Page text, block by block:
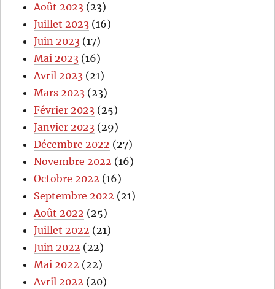
Août 2023 (23)
Juillet 2023 (16)
Juin 2023 (17)
Mai 2023 (16)
Avril 2023 (21)
Mars 2023 (23)
Février 2023 (25)
Janvier 2023 (29)
Décembre 2022 (27)
Novembre 2022 (16)
Octobre 2022 (16)
Septembre 2022 (21)
Août 2022 (25)
Juillet 2022 (21)
Juin 2022 (22)
Mai 2022 (22)
Avril 2022 (20)